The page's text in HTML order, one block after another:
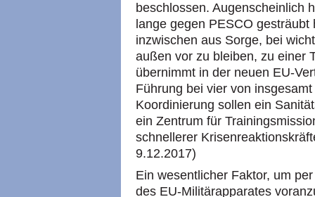
beschlossen. Augenscheinlich
lange gegen PESCO
inzwischen aus Sorge, bei
außen vor zu bleiben, zu einer
übernimmt in der neuen EU-
Führung bei vier von
Koordinierung sollen ein
ein Zentrum für
schnellerer
9.12.2017)
Ein wesentlicher Faktor, um
des EU-Militärapparates